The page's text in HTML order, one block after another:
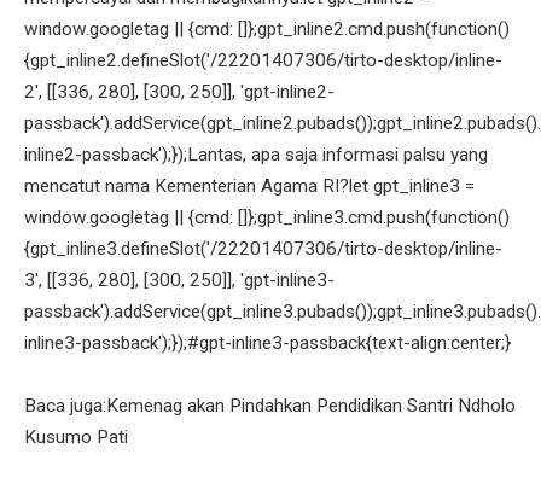
window.googletag || {cmd: []};gpt_inline2.cmd.push(function()
{gpt_inline2.defineSlot('/22201407306/tirto-desktop/inline-
2', [[336, 280], [300, 250]], 'gpt-inline2-
inline2-passback');});Lantas, apa saja informasi palsu yang
mencatut nama Kementerian Agama RI?let gpt_inline3 =
window.googletag || {cmd: []};gpt_inline3.cmd.push(function()
{gpt_inline3.defineSlot('/22201407306/tirto-desktop/inline-
3', [[336, 280], [300, 250]], 'gpt-inline3-
inline3-passback');});#gpt-inline3-passback{text-align:center;}
Baca juga:Kemenag akan Pindahkan Pendidikan Santri Ndholo
Kusumo Pati